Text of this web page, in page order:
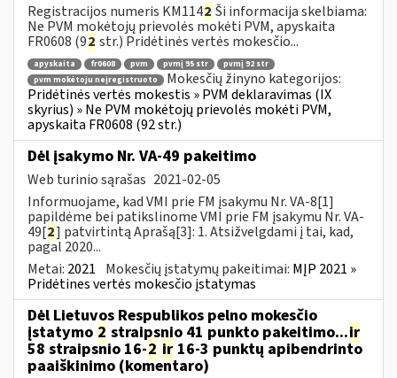
Registracijos numeris KM1142 Ši informacija skelbiama:
Ne PVM mokėtojų prievolės mokėti PVM, apyskaita
FR0608 (92 str.) Pridėtinės vertės mokesčio...
apyskaita fr0608 pvm pvmį 95 str
pvmį 92 str
pvm mokėtoju neįregistruoto
Mokesčių žinyno kategorijos:
Pridėtinės vertės mokestis » PVM deklaravimas (IX
skyrius) » Ne PVM mokėtojų prievolės mokėti PVM,
apyskaita FR0608 (92 str.)
Dėl įsakymo Nr. VA-49 pakeitimo
Web turinio sąrašas 2021-02-05
Informuojame, kad VMI prie FM įsakymu Nr. VA-8[1]
papildėme bei patikslinome VMI prie FM įsakymu Nr. VA-
49[2] patvirtintą Aprašą[3]: 1. Atsižvelgdami į tai, kad,
pagal 2020...
Metai: 2021 Mokesčių įstatymų pakeitimai: MĮP 2021 »
Pridėtines vertės mokesčio įstatymas
Dėl Lietuvos Respublikos pelno mokesčio
įstatymo 2 straipsnio 41 punkto pakeitimo...ir
58 straipsnio 16-2 ir 16-3 punktų apibendrinto
paaiškinimo (komentaro)